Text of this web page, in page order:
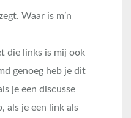
Waar is m’n
die links is mij ook
genoeg heb je dit
je een discusse
als je een link als